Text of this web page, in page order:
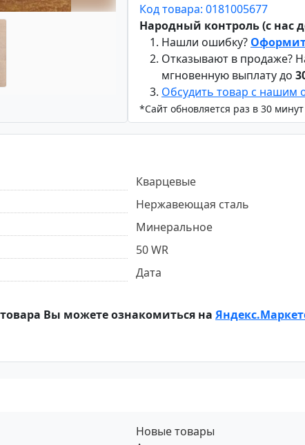
Код товара: 0181005677
Народный контроль (с нас
Нашли ошибку?
Отказывают в продаже?
мгновенную выплату до
Обсудить товар с нашим
*Сайт обновляется раз в 30 минут
Кварцевые
Нержавеющая сталь
Минеральное
50 WR
Дата
Вы можете ознакомиться на
Новые товары